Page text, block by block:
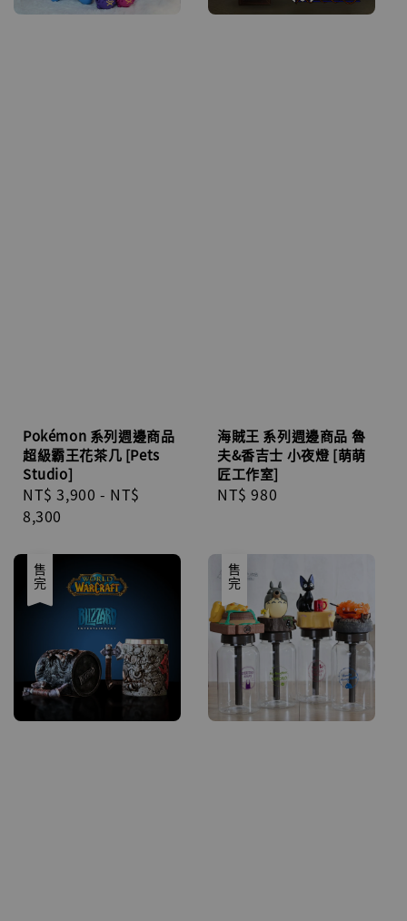
Pokémon 系列週邊商品
超級霸王花茶几 [Pets
Studio]
Regular
price
NT$ 3,900 - NT$
8,300
海賊王 系列週邊商品 魯
夫&香吉士 小夜燈 [萌萌
匠工作室]
Regular
NT$ 980
售完 售完